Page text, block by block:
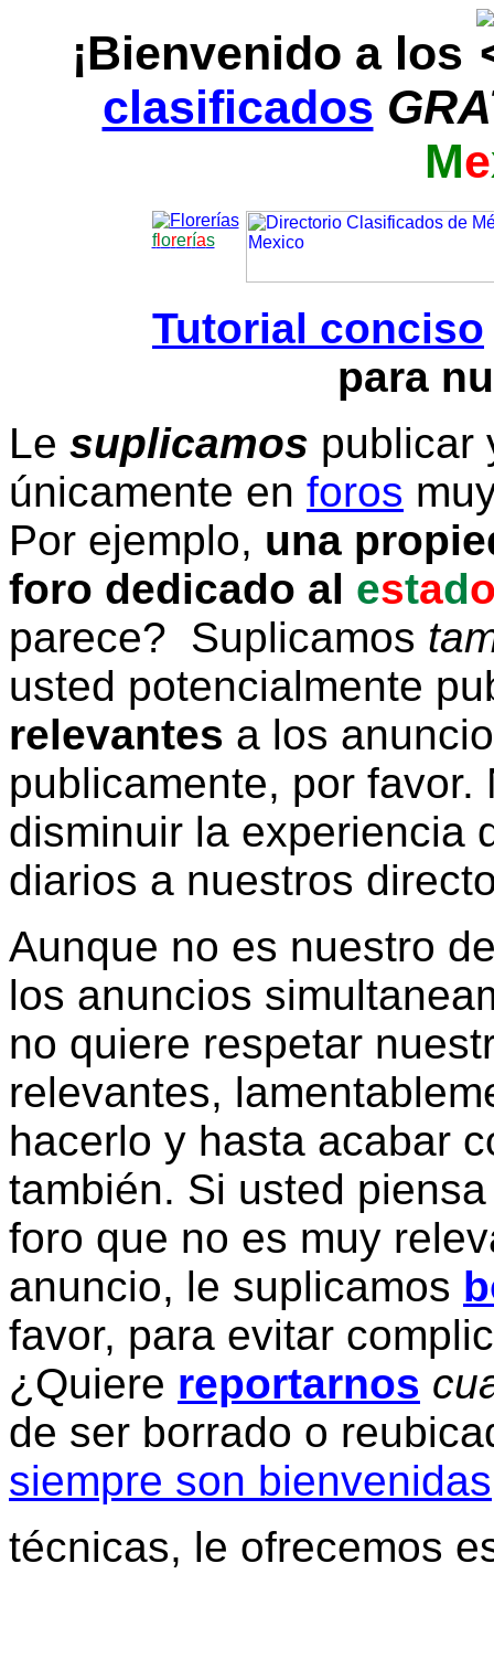
¡Bienvenido a los
clasificados
Me
florerías
Tutorial conciso
para
Le suplicamos publicar
únicamente en foros
Por ejemplo, una
foro dedicado al estad
parece? Suplicamos
usted potencialmente
relevantes a los
publicamente, por
disminuir la experiencia
diarios a nuestros
Aunque no es nuestro
los anuncios
no quiere respetar
relevantes,
hacerlo y hasta acabar
también. Si usted
foro que no es muy
anuncio, le suplicamos
favor, para evitar
¿Quiere reportarnos
de ser borrado o
siempre son bienvenidas
técnicas, le ofrecemos